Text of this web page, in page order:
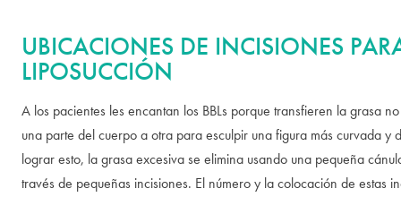
UBICACIONES DE INCISIONES
LIPOSUCCIÓN
A los pacientes les encantan los BBLs porque transfieren la grasa
una parte del cuerpo a otra para esculpir una figura más curvada y
lograr esto, la grasa excesiva se elimina usando una pequeña
través de pequeñas incisiones. El número y la colocación de estas